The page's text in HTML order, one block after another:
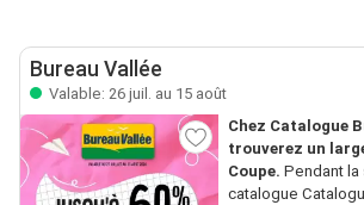
Bureau Vallée
Valable: 26 juil. au 15 août
Chez Catalogue
trouverez un
Coupe. Pendant la
catalogue